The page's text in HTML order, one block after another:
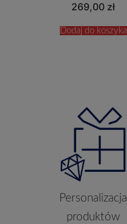
269,00 zł
Dodaj do koszyka
Personalizacja
produktów